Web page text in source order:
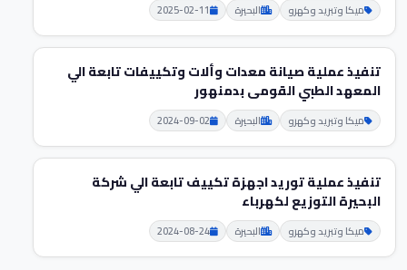
ميكا وتبريد وكهرو البحيرة 2025-02-11
تنفيذ عملية صيانة معدات وألات وتكييفات تابعة الي
المعهد الطبي القومى بدمنهور
ميكا وتبريد وكهرو البحيرة 2024-09-02
تنفيذ عملية توريد اجهزة تكييف تابعة الي شركة
البحيرة التوزيع لكهرباء
ميكا وتبريد وكهرو البحيرة 2024-08-24